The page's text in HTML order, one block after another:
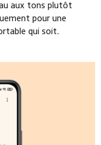
aux tons plutôt
pour une
qui soit.